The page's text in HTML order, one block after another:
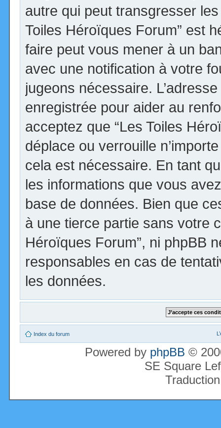
autre qui peut transgresser
Toiles Héroïques Forum” est
faire peut vous mener à un
avec une notification à votre
jugeons nécessaire.
enregistrée pour aider au
acceptez que “Les Toiles
déplace ou verrouille
cela est nécessaire. En tant
les informations que vous
base de données. Bien que
à une tierce partie sans votre
Héroïques Forum”, ni phpBB
responsables en cas de
les données.
Index du forum
Powered by phpBB ©
SE Square